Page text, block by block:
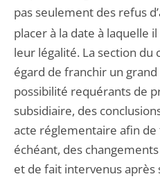
pas seulement des refus
placer à la date à laquelle
leur légalité. La section
égard de franchir un
possibilité requérants de
subsidiaire, des
acte réglementaire afin
échéant, des
et de fait intervenus après